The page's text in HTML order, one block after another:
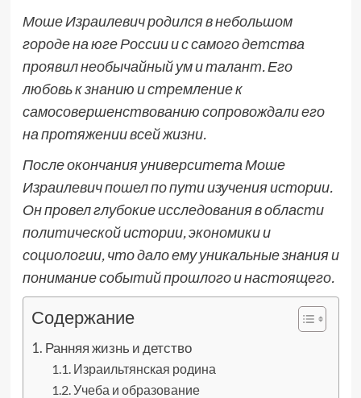
Моше Израилевич родился в небольшом
городе на юге России и с самого детства
проявил необычайный ум и талант. Его
любовь к знанию и стремление к
самосовершенствованию сопровождали его
на протяжении всей жизни.
После окончания университета Моше
Израилевич пошел по пути изучения истории.
Он провел глубокие исследования в области
политической истории, экономики и
социологии, что дало ему уникальные знания и
понимание событий прошлого и настоящего.
Содержание
Ранняя жизнь и детство
Израильтянская родина
Учеба и образование